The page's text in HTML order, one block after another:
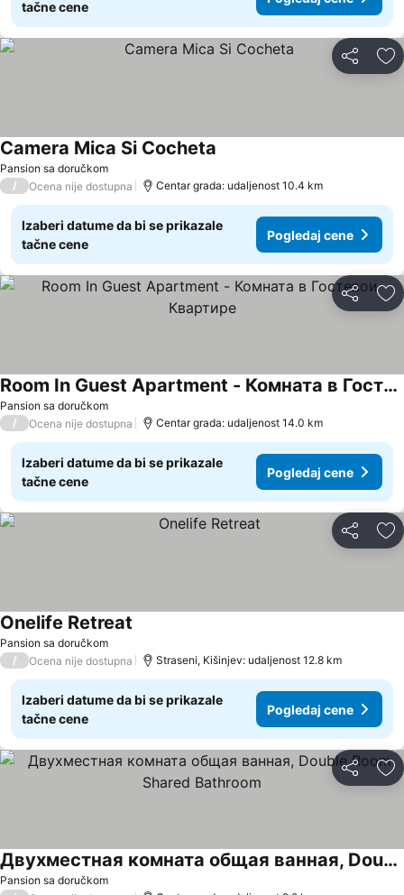
tačne cene
Deli
Pansion sa doručkom
Camera Mica Si Cocheta
/ Ocena nije dostupna Centar grada: udaljenost 10.4 km
Izaberi datume da bi se prikazale
tačne cene
Pogledaj cene
Deli
Pansion sa doručkom
Room In Guest Apartment - Комната в Гостевои Квартире
/ Ocena nije dostupna Centar grada: udaljenost 14.0 km
Izaberi datume da bi se prikazale
tačne cene
Pogledaj cene
Deli
Pansion sa doručkom
Onelife Retreat
/ Ocena nije dostupna Straseni, Kišinjev: udaljenost 12.8 km
Izaberi datume da bi se prikazale
tačne cene
Pogledaj cene
Deli
Pansion sa doručkom
Двухместная комната общая ванная, Double Room Shared Bathroom